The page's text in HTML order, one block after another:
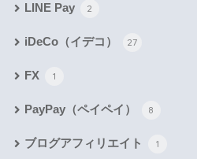
LINE Pay 2
iDeCo（イデコ） 27
FX 1
PayPay（ペイペイ） 8
ブログアフィリエイト 1